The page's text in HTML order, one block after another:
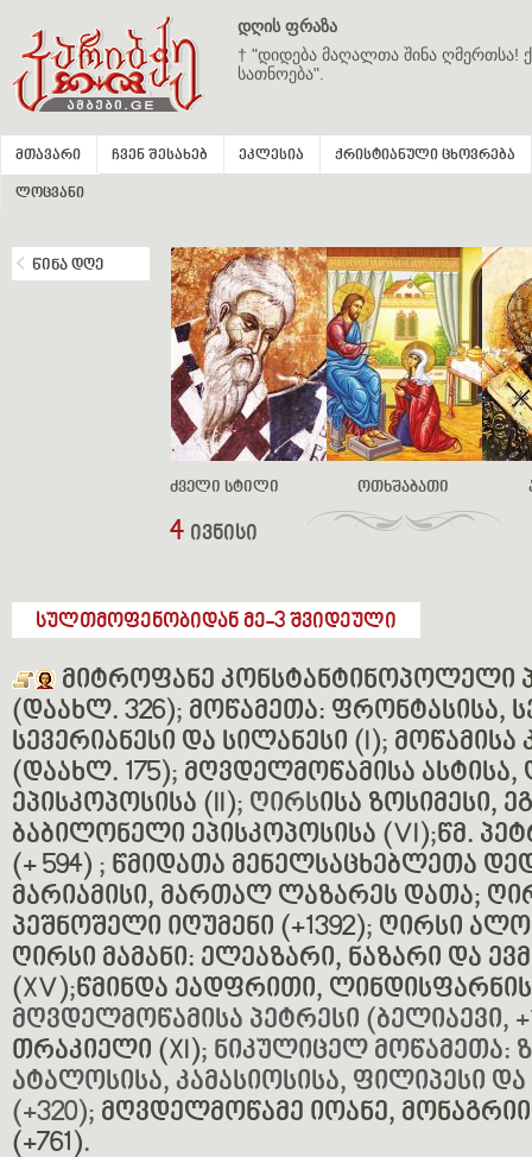
დღის ფრაზა
† "დიდება მაღალთა შინა ღმერთსა!
სათნოება".
მთავარი ჩვენ შესახებ ეკლესია ქრისტიანული ცხოვრება
ლოცვანი
წინა დღე
ძველი სტილი
4 ივნისი
ოთხშაბათი
სულთმოფენობიდან მე-3 შვიდეული
მიტროფანე კონსტანტინოპოლელი
(დაახლ. 326); მოწამეთა: ფრონტასისა,
სევერიანესი და სილანესი (I);
(დაახლ. 175); მღვდელმოწამისა ასტისა,
ეპისკოპოსისა (II); ღირსისა ზოსიმესი,
ბაბილონელი ეპისკოპოსისა (VI);წმ.
(+ 594) ; წმიდათა მენელსაცხებლეთა
მარიამისი, მართალ ლაზარეს დათა;
პეშნოშელი იღუმენი (+1392); ღირსი
ღირსი მამანი: ელეაზარი, ნაზარი და
(XV);წმინდა ეადფრითი, ლინდისფარნის
მღვდელმოწამისა პეტრესი (ბელიაევი,
თრაკიელი (XI); ნიკულიცელ მოწამეთა:
ატალოსისა, კამასიოსისა, ფილიპესი
(+320); მღვდელმოწამე იოანე,
(+761).